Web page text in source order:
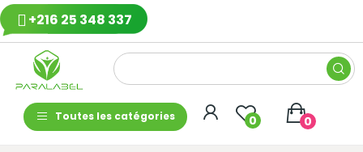
+216 25 348 337
Toutes les catégories 0 0